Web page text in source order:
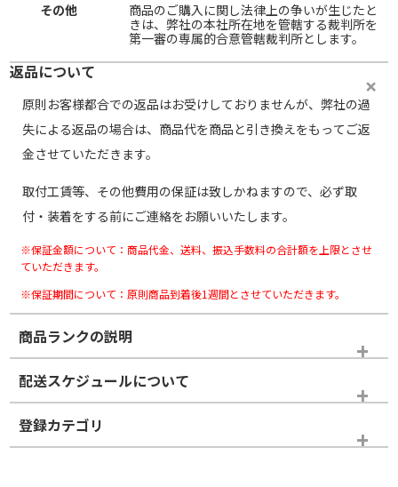
その他
商品のご購入に関し法律上の争いが生じたと
きは、弊社の本社所在地を管轄する裁判所を
第一審の専属的合意管轄裁判所とします。
返品について
原則お客様都合での返品はお受けしておりませんが、弊社の過
失による返品の場合は、商品代を商品と引き換えをもってご返
金させていただきます。
取付工賃等、その他費用の保証は致しかねますので、必ず取
付・装着をする前にご連絡をお願いいたします。
※保証金額について：商品代金、送料、振込手数料の合計額を上限とさせ
ていただきます。
※保証期間について：原則商品到着後1週間とさせていただきます。
商品ランクの説明
※商品ランクは出品者の主観により判断しておりますので、あら
かじめご了承ください。
ホイールランク
配送スケジュールについて
登録カテゴリ
パーツ